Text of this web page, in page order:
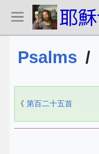
Psalms /
《 第百二十五首